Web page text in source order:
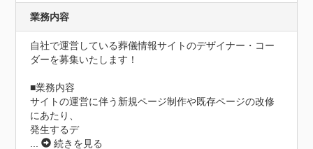
業務内容
自社で運営している葬儀情報サイトのデザイナー・コー
ダーを募集いたします！
■業務内容
サイトの運営に伴う新規ページ制作や既存ページの改修
にあたり、
発生するデ
...
続きを見る